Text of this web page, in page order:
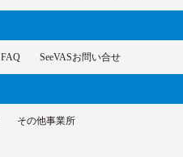
FAQ SeeVASお問い合せ
その他事業所